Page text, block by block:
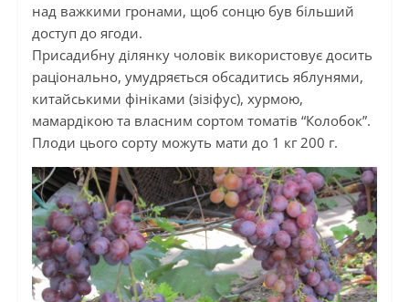
над важкими гронами, щоб сонцю був більший
доступ до ягоди.
Присадибну ділянку чоловік використовує досить
раціонально, умудряється обсадитись яблунями,
китайськими фініками (зізіфус), хурмою,
мамардікою та власним сортом томатів “Колобок”.
Плоди цього сорту можуть мати до 1 кг 200 г.